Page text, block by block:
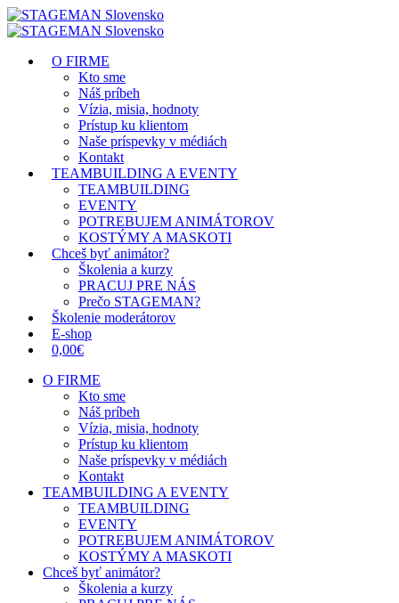
O FIRME
Kto sme
Náš príbeh
Vízia, misia, hodnoty
Prístup ku klientom
Naše príspevky v médiách
Kontakt
TEAMBUILDING A EVENTY
TEAMBUILDING
EVENTY
POTREBUJEM ANIMÁTOROV
KOSTÝMY A MASKOTI
Chceš byť animátor?
Školenia a kurzy
PRACUJ PRE NÁS
Prečo STAGEMAN?
Školenie moderátorov
E-shop
0,00€
O FIRME
Kto sme
Náš príbeh
Vízia, misia, hodnoty
Prístup ku klientom
Naše príspevky v médiách
Kontakt
TEAMBUILDING A EVENTY
TEAMBUILDING
EVENTY
POTREBUJEM ANIMÁTOROV
KOSTÝMY A MASKOTI
Chceš byť animátor?
Školenia a kurzy